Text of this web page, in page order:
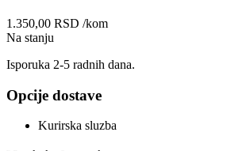
1.350,00 RSD /kom
Na stanju
Isporuka 2-5 radnih dana.
Opcije dostave
Kurirska sluzba